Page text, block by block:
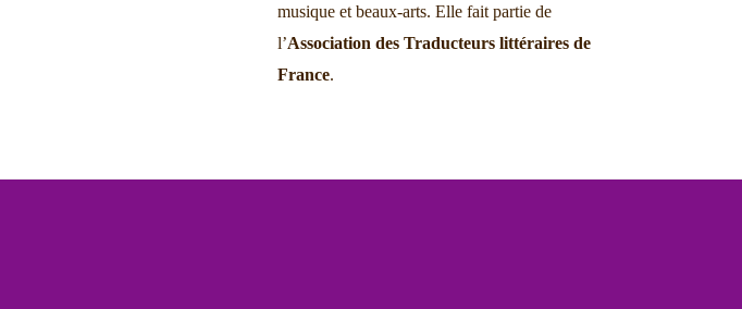
musique et beaux-arts. Elle fait partie de
l’Association des Traducteurs littéraires de
France.